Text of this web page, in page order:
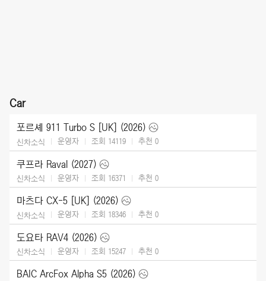
Car
포르셰 911 Turbo S [UK] (2026)
신차소식 운영자 조회 14119 추천 0
쿠프라 Raval (2027)
신차소식 운영자 조회 16371 추천 0
마츠다 CX-5 [UK] (2026)
신차소식 운영자 조회 18346 추천 0
도요타 RAV4 (2026)
신차소식 운영자 조회 15247 추천 0
BAIC ArcFox Alpha S5 (2026)